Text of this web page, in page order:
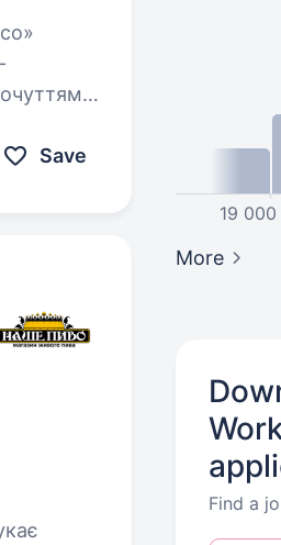
Save
19 000
More
Find a